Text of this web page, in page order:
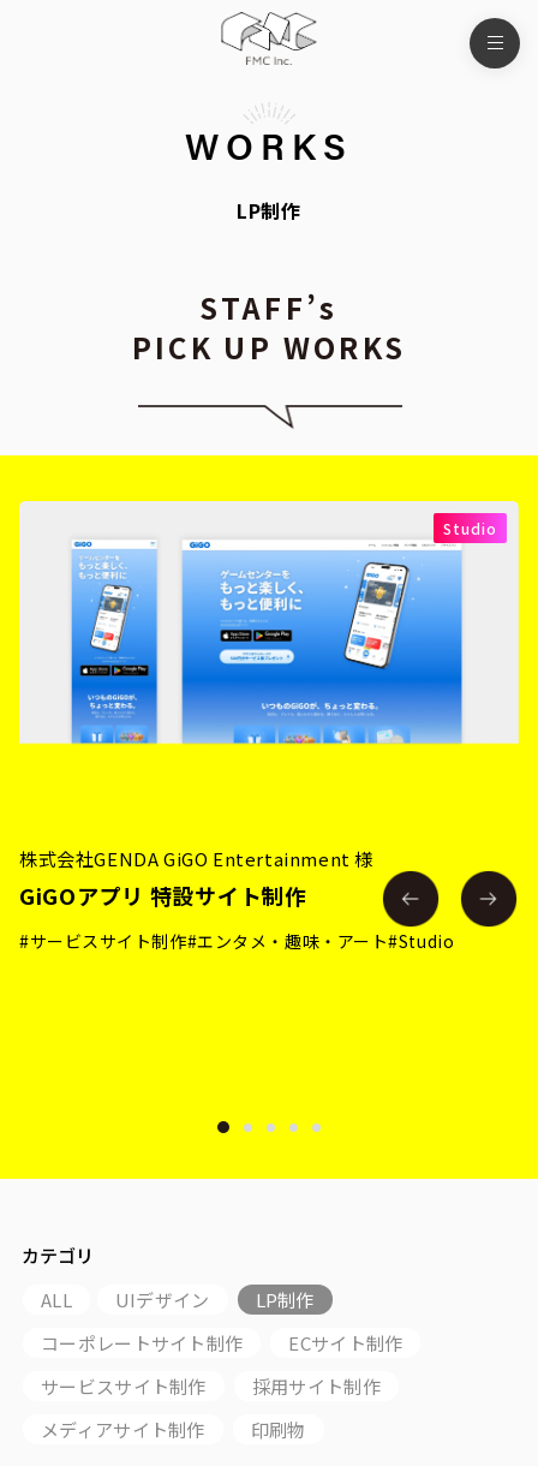
WORKS
LP制作
STAFF’s
PICK UP WORKS
Studio
株式会社GENDA GiGO Entertainment 様
GiGOアプリ 特設サイト制作
#サービスサイト制作#エンタメ・趣味・アート#Studio
カテゴリ
ALL
UIデザイン
LP制作
コーポレートサイト制作
ECサイト制作
サービスサイト制作
採用サイト制作
メディアサイト制作
印刷物